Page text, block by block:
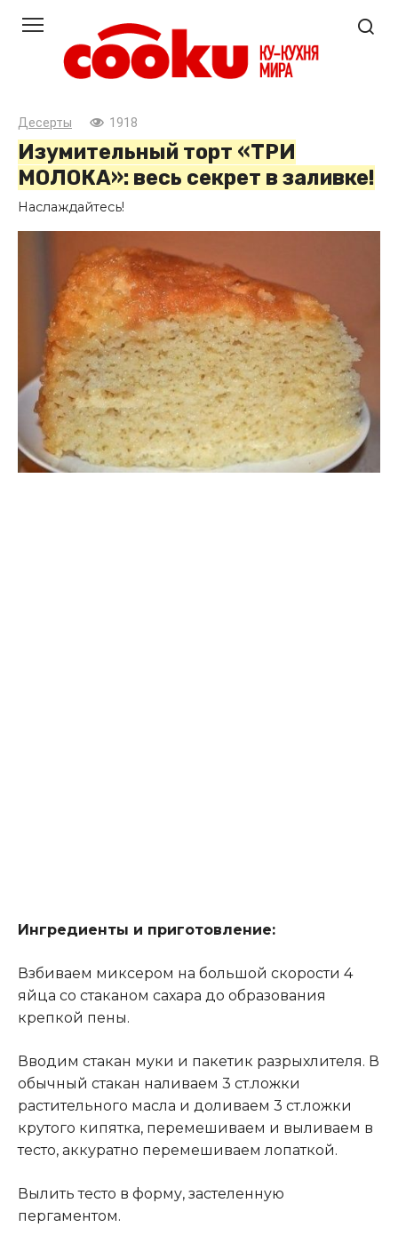
контенту
Десерты 1918
Изумительный торт «ТРИ
МОЛОКА»: весь секрет в заливке!
Наслаждайтесь!
Ингредиенты и приготовление:
Взбиваем миксером на большой скорости 4
яйца со стаканом сахара до образования
крепкой пены.
Вводим стакан муки и пакетик разрыхлителя. В
обычный стакан наливаем 3 ст.ложки
растительного масла и доливаем 3 ст.ложки
крутого кипятка, перемешиваем и выливаем в
тесто, аккуратно перемешиваем лопаткой.
Вылить тесто в форму, застеленную
пергаментом.